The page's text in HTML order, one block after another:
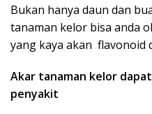
Bukan hanya daun dan
tanaman kelor bisa anda
yang kaya akan flavonoid
Akar tanaman kelor
penyakit